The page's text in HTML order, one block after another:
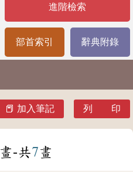
進階檢索
部首索引 辭典附錄
加入筆記 列 印
畫-共7畫